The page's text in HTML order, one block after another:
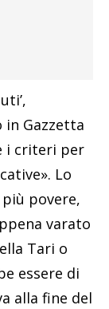
Gazzetta
i criteri per
Lo
più povere,
varato
Tari o
essere di
alla fine del